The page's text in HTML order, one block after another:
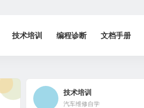
技术培训 编程诊断 文档手册
技术培训
汽车维修自学